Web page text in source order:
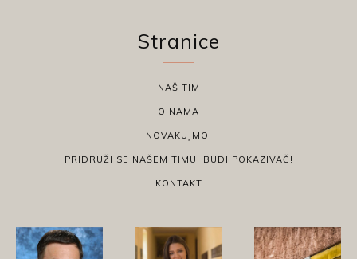
Stranice
NAŠ TIM
O NAMA
NOVAKUJMO!
PRIDRUŽI SE NAŠEM TIMU, BUDI POKAZIVAČ!
KONTAKT